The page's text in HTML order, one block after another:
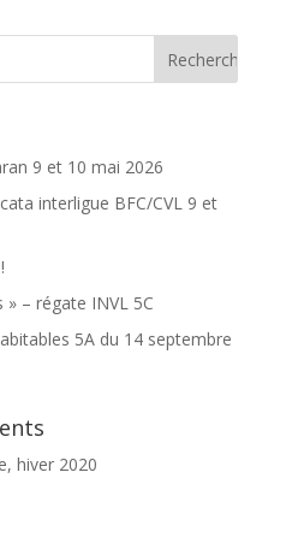
9 et 10 mai 2026
interligue BFC/CVL 9 et
» – régate INVL 5C
5A du 14 septembre
hiver 2020